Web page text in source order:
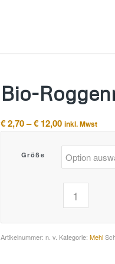
Bio-
€2,70–€ 12,00Preisspanne:
€ 2,70
bis
€ 12,00
inkl. Mwst
Größe
Alternative:
Artikelnummer:n. v. Kategorie:Mehl